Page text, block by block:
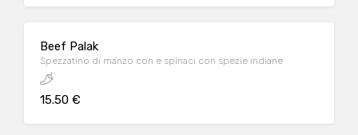
Beef Palak
Spezzatino di manzo con e spinaci con spezie indiane
15.50 €